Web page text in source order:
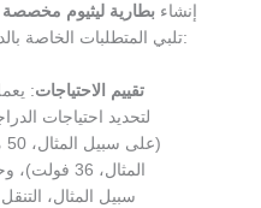
إنشاء بطارية ليثيوم مخصصة
تلبي المتطلبات الخاصة بالدراجة الإلكترونية. وإليك كيفية عملها:
تقييم الاحتياجات:
لتحديد احتياجات
المثال،
سبيل المثال،